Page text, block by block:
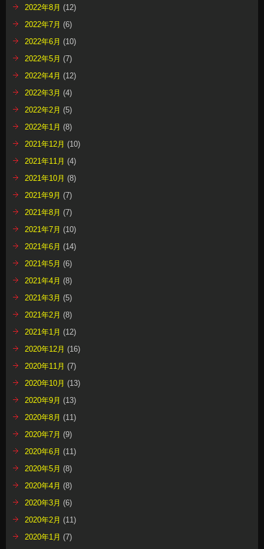
2022年8月 (12)
2022年7月 (6)
2022年6月 (10)
2022年5月 (7)
2022年4月 (12)
2022年3月 (4)
2022年2月 (5)
2022年1月 (8)
2021年12月 (10)
2021年11月 (4)
2021年10月 (8)
2021年9月 (7)
2021年8月 (7)
2021年7月 (10)
2021年6月 (14)
2021年5月 (6)
2021年4月 (8)
2021年3月 (5)
2021年2月 (8)
2021年1月 (12)
2020年12月 (16)
2020年11月 (7)
2020年10月 (13)
2020年9月 (13)
2020年8月 (11)
2020年7月 (9)
2020年6月 (11)
2020年5月 (8)
2020年4月 (8)
2020年3月 (6)
2020年2月 (11)
2020年1月 (7)